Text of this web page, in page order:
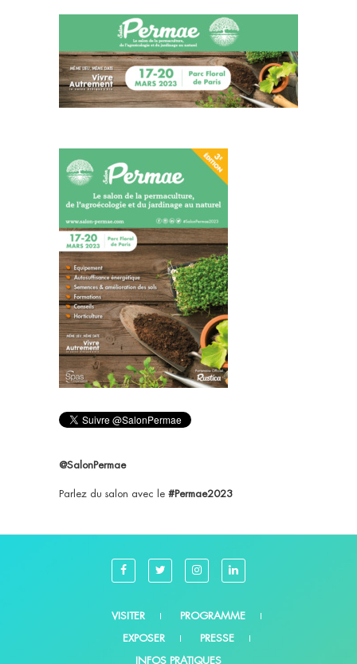
@SalonPermae
Parlez du salon avec le #Permae2023
VISITER PROGRAMME
EXPOSER PRESSE
INFOS PRATIQUES